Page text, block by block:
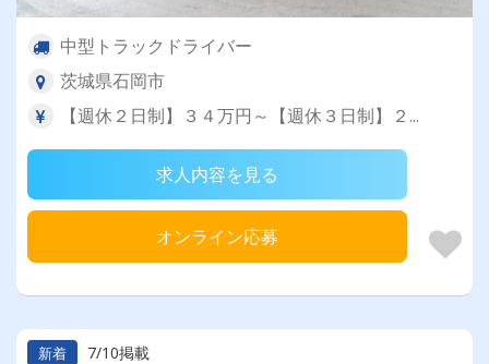
中型トラックドライバー
茨城県石岡市
【週休２日制】３４万円～【週休３日制】２...
求人内容を見る
オンライン応募
新着 7/10掲載